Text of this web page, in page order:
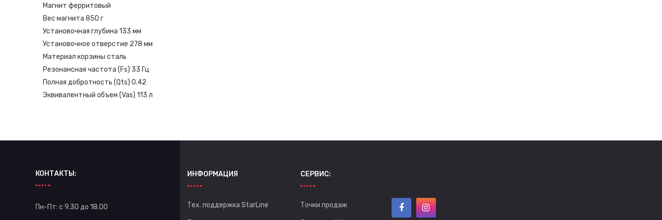
Магнит ферритовый
Вес магнита 850 г
Установочная глубина 133 мм
Установочное отверстие 278 мм
Материал корзины сталь
Резонансная частота (Fs) 33 Гц
Полная добротность (Qts) 0.42
Эквивалентный объем (Vas) 113 л
КОНТАКТЫ:
Пн-Пт: с 9.30 до 18.00
ИНФОРМАЦИЯ
Тех. поддержка StarLine
СЕРВИС:
Точки продаж